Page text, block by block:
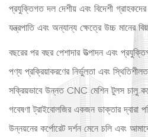
প্রযুক্তিগত দল দেশীয় এবং বিদেশী
যন্ত্রপাতি এবং অন্যান্য ক্ষেত্রে উচ্চ মানের
বছরের পর বছর পেশাদার উত্পাদন এবং
পণ্য প্রক্রিয়াকরণের নির্ভুলতা এবং
সক্রিয়ভাবে উন্নত CNC মেশিন টুলস চালু
গবেষণা ট্রাইবোলজির একজন ডাক্তার দ্বারা
উন্নয়নের কর্পোরেট দর্শন মেনে চলি এবং